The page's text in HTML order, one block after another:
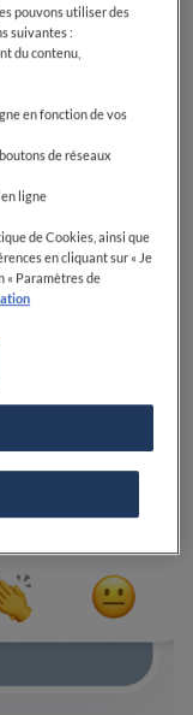
pouvons utiliser des
suivantes :
du contenu,
en fonction de vos
de réseaux
ligne
de Cookies, ainsi que
en cliquant sur « Je
« Paramètres de